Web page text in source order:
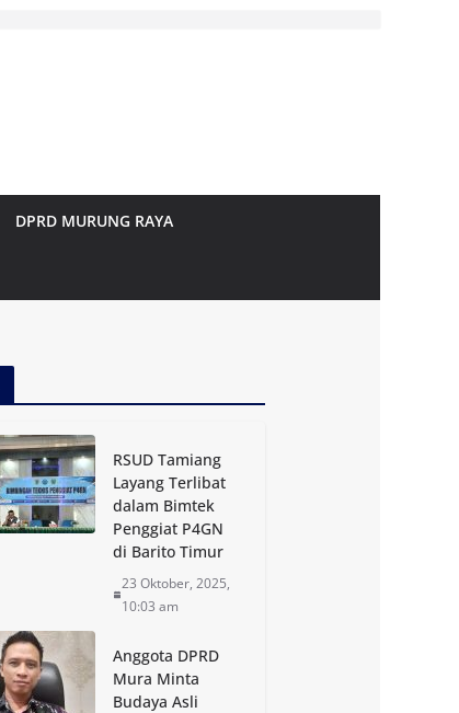
DPRD MURUNG RAYA
RSUD Tamiang
Layang Terlibat
dalam Bimtek
Penggiat P4GN
di Barito Timur
23 Oktober, 2025,
10:03 am
Anggota DPRD
Mura Minta
Budaya Asli